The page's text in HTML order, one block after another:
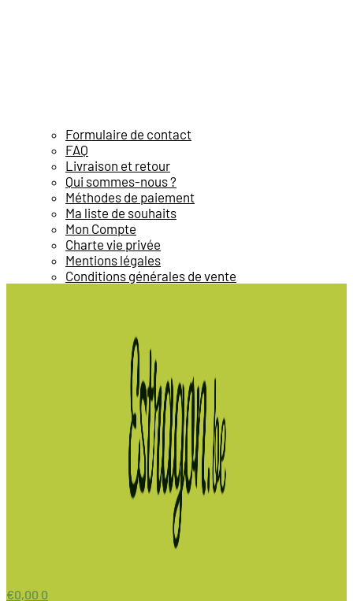
Formulaire de contact
FAQ
Livraison et retour
Qui sommes-nous ?
Méthodes de paiement
Ma liste de souhaits
Mon Compte
Charte vie privée
Mentions légales
Conditions générales de vente
€0,00 0